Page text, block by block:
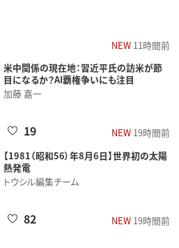
NEW11時間前
米中関係の現在地：習近平氏の訪米が節
目になるか？AI覇権争いにも注目
加藤 嘉一
NEW19時間前
19
【1981（昭和56）年8月6日】世界初の太陽
熱発電
トウシル編集チーム
NEW19時間前
82